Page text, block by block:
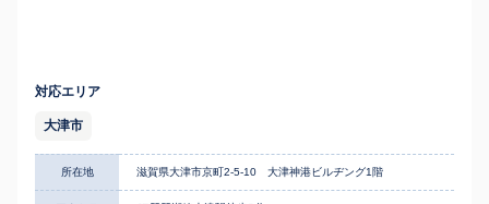
対応エリア
大津市
所在地 滋賀県大津市京町2-5-10 大津神港ビルヂング1階